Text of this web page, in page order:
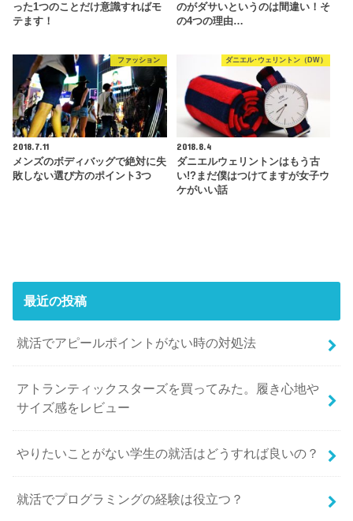
った1つのことだけ意識すればモ
テます！
のがダサいというのは間違い！そ
の4つの理由…
ファッション
2018.7.11
メンズのボディバッグで絶対に失
敗しない選び方のポイント3つ
ダニエル･ウェリントン（DW）
2018.8.4
ダニエルウェリントンはもう古
い!?まだ僕はつけてますが女子ウ
ケがいい話
最近の投稿
就活でアピールポイントがない時の対処法
アトランティックスターズを買ってみた。履き心地や
サイズ感をレビュー
やりたいことがない学生の就活はどうすれば良いの？
就活でプログラミングの経験は役立つ？